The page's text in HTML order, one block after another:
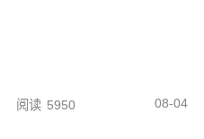
阅读 5950 08-04